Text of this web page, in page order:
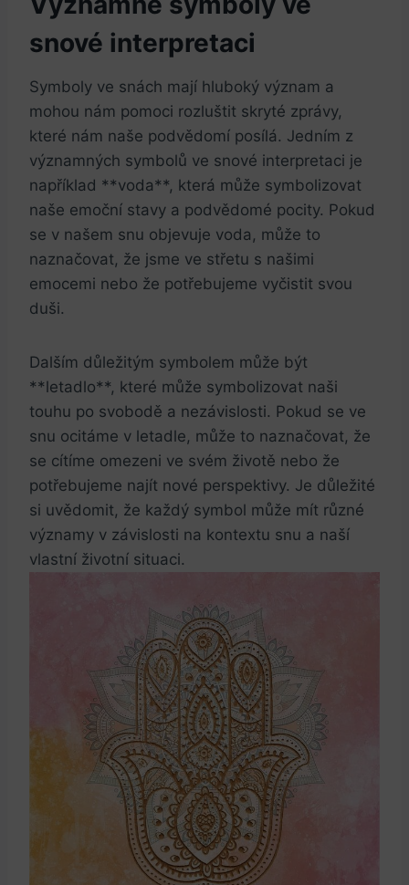
snové interpretaci
Symboly ve snách mají hluboký význam a
mohou nám pomoci rozluštit skryté⁢ zprávy,
které nám ⁢naše ‍podvědomí posílá. Jedním‌ z
významných symbolů‌ ve snové interpretaci⁢ je
například ⁤**voda**, která může symbolizovat
naše emoční⁣ stavy a podvědomé pocity. Pokud
se v​ našem snu objevuje voda, může to
naznačovat, ‍že ‍jsme ve střetu s našimi
⁢emocemi nebo že potřebujeme vyčistit svou
duši.
Dalším důležitým symbolem může být
**letadlo**, které může symbolizovat naši
touhu po⁢ svobodě a nezávislosti.‌ Pokud se ve
snu ocitáme⁢ v letadle, může to naznačovat, že
se cítíme‌ omezeni ve​ svém životě nebo že
potřebujeme ‍najít nové perspektivy. Je důležité
si uvědomit, že každý symbol může mít různé
významy v⁣ závislosti na kontextu snu a naší
vlastní životní ‌situaci.